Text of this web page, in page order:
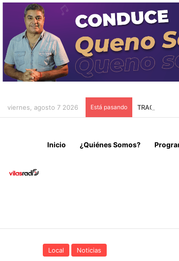
viernes, agosto 7 2026 Está pasando TRAGEDIA
Inicio ¿Quiénes Somos?
Local Noticias